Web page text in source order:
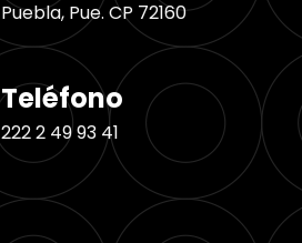
Puebla, Pue. CP 72160
Teléfono
222 2 49 93 41